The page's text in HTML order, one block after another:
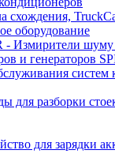
схождения,
оборудование
Измирители шуму
и генераторов
для разборки
для зарядки